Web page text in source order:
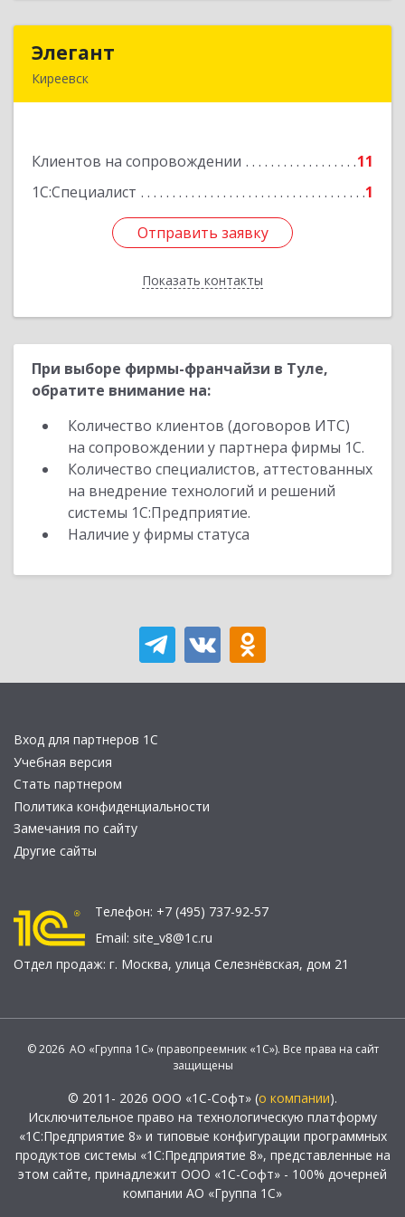
Элегант
Киреевск
Клиентов на сопровождении
11
1С:Специалист
1
Отправить заявку
Показать контакты
Подробнее
Отправить заявку
Назад
При выборе фирмы-франчайзи в Туле,
обратите внимание на:
Количество клиентов (договоров ИТС)
на сопровождении у партнера фирмы 1С.
Количество специалистов, аттестованных
на внедрение технологий и решений
системы 1С:Предприятие.
Наличие у фирмы статуса
Вход для партнеров 1С
Учебная версия
Стать партнером
Политика конфиденциальности
Замечания по сайту
Другие сайты
Телефон: +7 (495) 737-92-57
Email: site_v8@1c.ru
Отдел продаж: г. Москва, улица Селезнёвская, дом 21
© 2026 АО «Группа 1С» (правопреемник «1С»). Все права на сайт
защищены
© 2011- 2026 ООО «1С-Софт» (о компании).
Исключительное право на технологическую платформу
«1С:Предприятие 8» и типовые конфигурации программных
продуктов системы «1С:Предприятие 8», представленные на
этом сайте, принадлежит ООО «1С-Софт» - 100% дочерней
компании АО «Группа 1С»